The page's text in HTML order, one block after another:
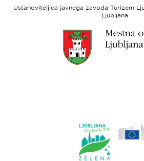
sklad
Ustanoviteljica javnega zavoda Turizem
Ljubljana